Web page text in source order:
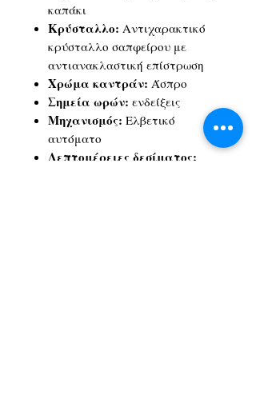
καπάκι
Κρύσταλλο: Αντιχαρακτικό
κρύσταλλο σαπφείρου με
αντιανακλαστική επίστρωση
Χρώμα καντράν: Άσπρο
Σημεία ωρών: ενδείξεις
Μηχανισμός: Ελβετικό
αυτόματο
Λεπτομέρειες δεσίματος: